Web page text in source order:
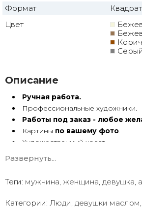
Формат
Квадрат
Цвет
Серый
Описание
Ручная работа.
Профессиональные художники.
Работы под заказ - любое
Картины по вашему фото.
Художественный холст.
Подрамник.
Картины ручной работы имеют
Развернуть...
Теги: мужчина, женщина, девушка,
Категории: Люди, девушки маслом,